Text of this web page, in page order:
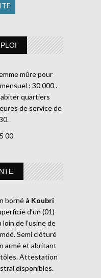
mûre pour
: 30 000 .
quartiers
de service de
00
borné à Koubri
d’un (01)
de l’usine de
Semi clôturé
armé et abritant
Attestation
disponibles.